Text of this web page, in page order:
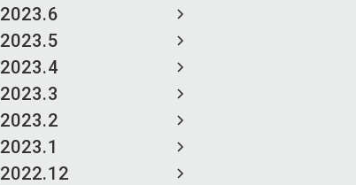
2023.6
2023.5
2023.4
2023.3
2023.2
2023.1
2022.12